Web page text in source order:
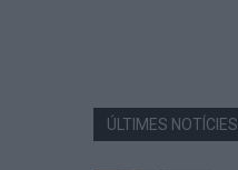
ÚLTIMES NOTÍCIES